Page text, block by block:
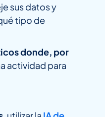
sus datos y
tipo de
donde, por
actividad para